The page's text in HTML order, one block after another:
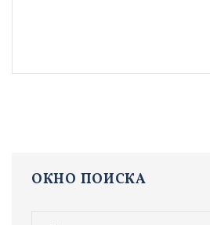
ОКНО ПОИСКА